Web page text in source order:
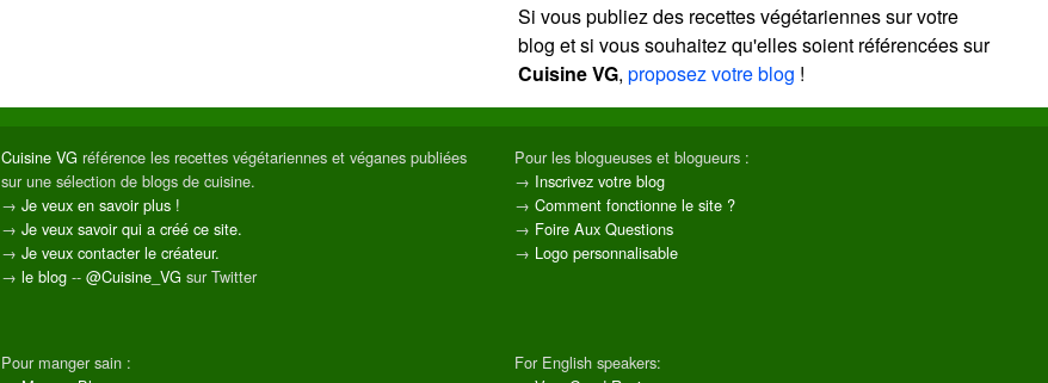
Si vous publiez des recettes végétariennes sur votre
blog et si vous souhaitez qu'elles soient référencées sur
Cuisine VG,proposez votre blog !
Cuisine VG référence les recettes végétariennes et véganes publiées
sur une sélection de blogs de cuisine.
→Je veux en savoir plus !
→Je veux savoir qui a créé ce site.
→Je veux contacter le créateur.
→le blog --@Cuisine_VG sur Twitter
Pour les blogueuses et blogueurs :
→ Inscrivez votre blog
→ Comment fonctionne le site ?
→ Foire Aux Questions
→ Logo personnalisable
Pour manger sain :
For English speakers: